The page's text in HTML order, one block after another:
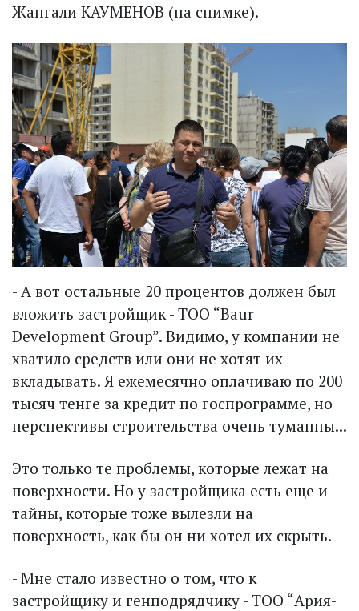
Жангали КАУМЕНОВ (на снимке).
- А вот остальные 20 процентов должен был
вложить застройщик - ТОО “Baur
Development Group”. Видимо, у компании не
хватило средств или они не хотят их
вкладывать. Я ежемесячно оплачиваю по 200
тысяч тенге за кредит по гос­программе, но
перспективы строительства очень туманны...
Это только те проблемы, которые лежат на
поверхности. Но у застройщика есть еще и
тайны, которые тоже вылезли на
поверхность, как бы он ни хотел их скрыть.
- Мне стало известно о том, что к
застройщику и генподрядчику - ТОО “Ария-